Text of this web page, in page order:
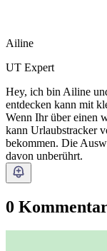
Ailine
UT Expert
Hey, ich bin Ailine
entdecken kann mit
Wenn Ihr über einen
kann Urlaubstracker
bekommen. Die
davon unberührt.
0